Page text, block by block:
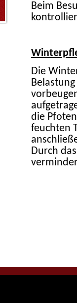
Beim
Die
die
feuchten
Durch